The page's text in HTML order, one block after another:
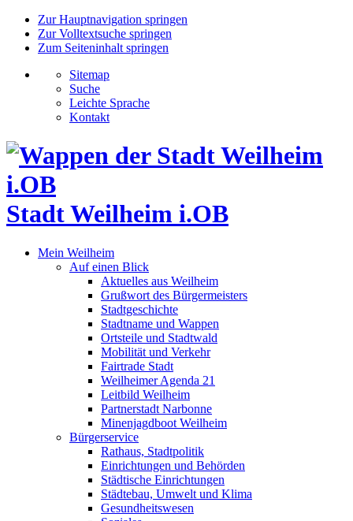
Zur Hauptnavigation springen
Zur Volltextsuche springen
Zum Seiteninhalt springen
Sitemap
Suche
Leichte Sprache
Kontakt
Stadt Weilheim i.OB
Mein Weilheim
Auf einen Blick
Aktuelles aus Weilheim
Grußwort des Bürgermeisters
Stadtgeschichte
Stadtname und Wappen
Ortsteile und Stadtwald
Mobilität und Verkehr
Fairtrade Stadt
Weilheimer Agenda 21
Leitbild Weilheim
Partnerstadt Narbonne
Minenjagdboot Weilheim
Bürgerservice
Rathaus, Stadtpolitik
Einrichtungen und Behörden
Städtische Einrichtungen
Städtebau, Umwelt und Klima
Gesundheitswesen